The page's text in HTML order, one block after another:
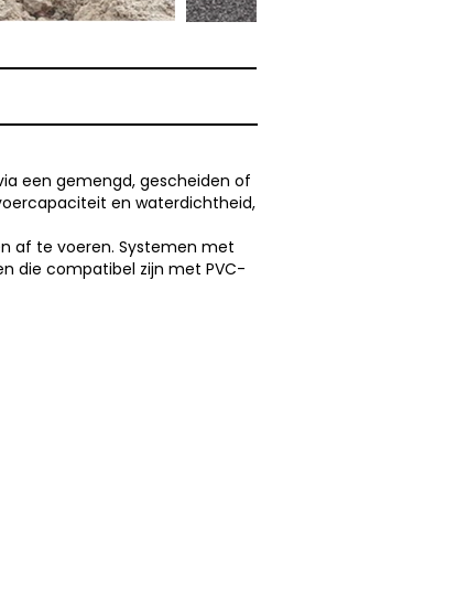
een gemengd, gescheiden of
en waterdichtheid,
af te voeren. Systemen met
die compatibel zijn met PVC-